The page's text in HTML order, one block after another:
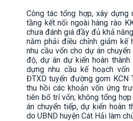
Công tác tổng hợp, xây dựng
tầng kết nối ngoài hàng rào
chưa đánh giá đầy đủ khả
năm phải điều chỉnh giảm kế
nhu cầu vốn cho dự án
độ, dự án dự kiến hoàn
dựng nhu cầu kế hoạch
ĐTXD tuyến đường gom KCN
thu hồi các khoản vốn ứng
tiên bố trí vốn; không tổng
án chuyển tiếp, dự kiến hoàn
do UBND huyện Cát Hải làm